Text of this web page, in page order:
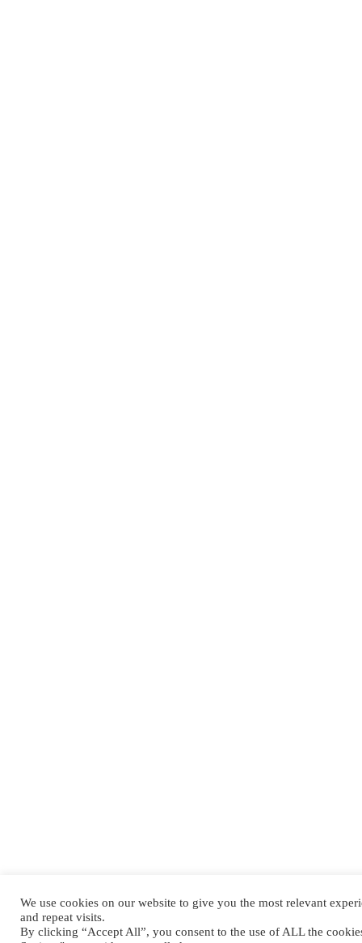
We use cookies on our website to give you the most relevant
and repeat visits.
By clicking “Accept All”, you consent to the use of ALL the